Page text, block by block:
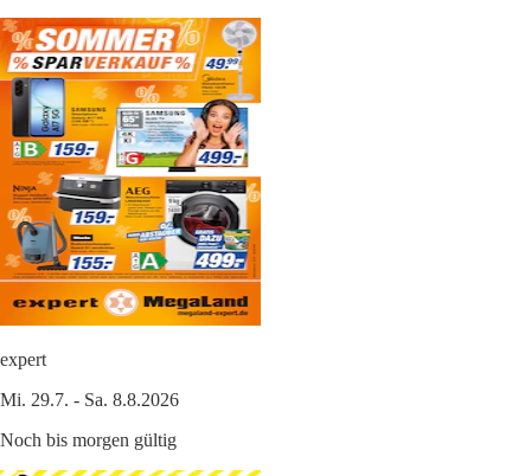
expert
Mi. 29.7. - Sa. 8.8.2026
Noch bis morgen gültig